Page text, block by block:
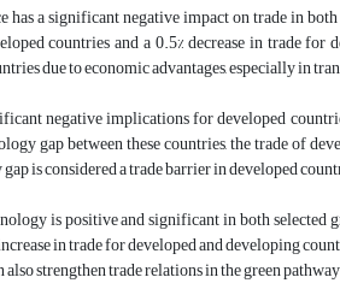
a significant negative impact on trade in
countries and a 0.5% decrease in trade
due to economic advantages, especially in
negative implications for developed
gap between these countries, the trade of
is considered a trade barrier in developed
is positive and significant in both
in trade for developed and developing
strengthen trade relations in the green pathway